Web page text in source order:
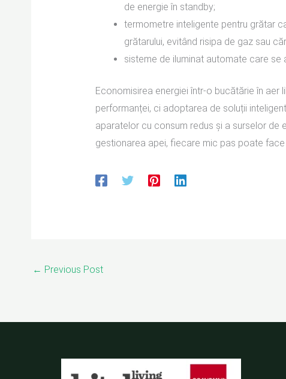
de energie în standby;
termometre inteligente pentru grătar
grătarului, evitând risipa de gaz sau
sisteme de iluminat automate care se
Economisirea energiei într-o bucătărie în aer
performanței, ci adoptarea de soluții
aparatelor cu consum redus și a surselor de
gestionarea apei, fiecare mic pas poate
← Previous Post